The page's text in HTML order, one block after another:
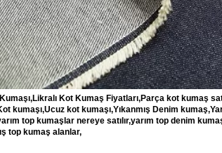
Kot Kumaş Fiyatları,Parça kot kumaş
kumaşı,Ucuz kot kumaşı,Yıkanmış Denim
top kumaşlar nereye satılır,yarım top denim
top kumaş alanlar,